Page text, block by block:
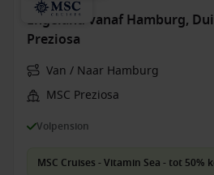
Engeland vanaf Hamburg,
Preziosa
Van / Naar Hamburg
MSC Preziosa
Volpension
MSC Cruises - Vitamin Sea - tot 50%